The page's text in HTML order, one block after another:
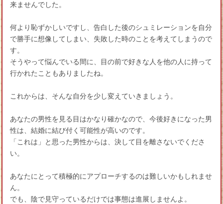
来ませんでした。
何より恥ずかしいですし、告白した後のシュミレーションを自分
で勝手に想像してしまい、失敗した時のことを考えてしまうので
す。
そうやって悩んでいる間に、目の前で好きな人を他の人に持って
行かれたこともありましたね。
これからは、そんな自分を少し変えていきましょう。
あなたの男性を見る目はかなり確かなので、今後好きになった男
性は、結婚に結び付く可能性が高いのです。
「これは」と思った男性からは、決して目を離さないでくださ
い。
あなたにとって積極的にアプローチするのは難しいかもしれませ
ん。
でも、陰で見守っているだけでは事態は進展しませんよ。